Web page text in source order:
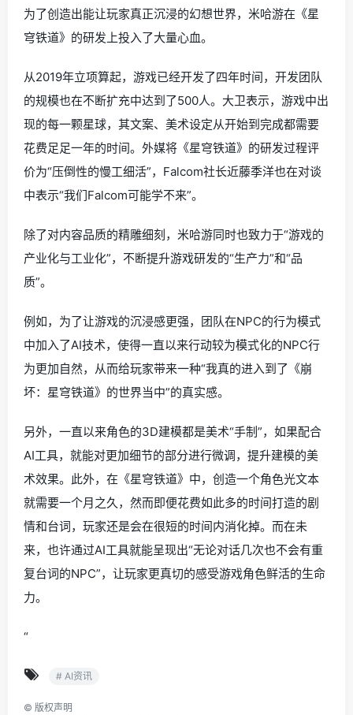
为了创造出能让玩家真正沉浸的幻想世界，米哈游在《星
穹铁道》的研发上投入了大量心血。
从2019年立项算起，游戏已经开发了四年时间，开发团队
的规模也在不断扩充中达到了500人。大卫表示，游戏中出
现的每一颗星球，其文案、美术设定从开始到完成都需要
花费足足一年的时间。外媒将《星穹铁道》的研发过程评
价为“压倒性的慢工细活”，Falcom社长近藤季洋也在对谈
中表示“我们Falcom可能学不来”。
除了对内容品质的精雕细刻，米哈游同时也致力于“游戏的
产业化与工业化”，不断提升游戏研发的“生产力”和“品
质”。
例如，为了让游戏的沉浸感更强，团队在NPC的行为模式
中加入了AI技术，使得一直以来行动较为模式化的NPC行
为更加自然，从而给玩家带来一种“我真的进入到了《崩
坏：星穹铁道》的世界当中”的真实感。
另外，一直以来角色的3D建模都是美术“手制”，如果配合
AI工具，就能对更加细节的部分进行微调，提升建模的美
术效果。此外，在《星穹铁道》中，创造一个角色光文本
就需要一个月之久，然而即便花费如此多的时间打造的剧
情和台词，玩家还是会在很短的时间内消化掉。而在未
来，也许通过AI工具就能呈现出“无论对话几次也不会有重
复台词的NPC”，让玩家更真切的感受游戏角色鲜活的生命
力。
“
# AI资讯
© 版权声明